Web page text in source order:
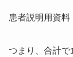
患者説明用資料
つまり、合計